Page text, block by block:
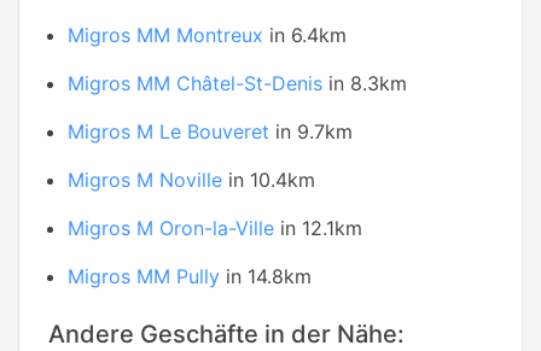
Migros MM Montreux in 6.4km
Migros MM Châtel-St-Denis in 8.3km
Migros M Le Bouveret in 9.7km
Migros M Noville in 10.4km
Migros M Oron-la-Ville in 12.1km
Migros MM Pully in 14.8km
Andere Geschäfte in der Nähe: